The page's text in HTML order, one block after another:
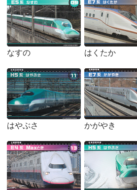
なすの はくたか
はやぶさ かがやき